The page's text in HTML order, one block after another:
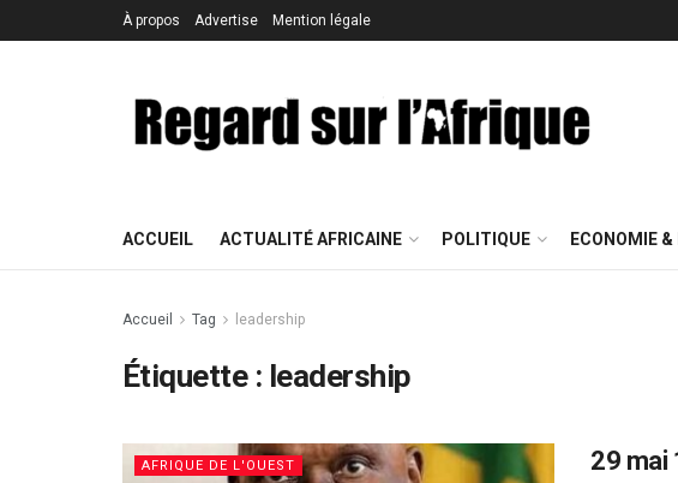
À propos Advertise Mention légale
ACCUEIL ACTUALITÉ AFRICAINE POLITIQUE ECONOMIE
Accueil Tag leadership
Étiquette : leadership
AFRIQUE DE L'OUEST
29 mai